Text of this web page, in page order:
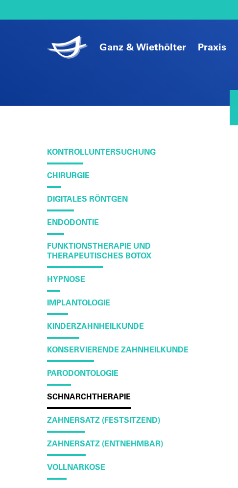
Ganz & Wiethölter Praxis
KONTROLLUNTERSUCHUNG
CHIRURGIE
DIGITALES RÖNTGEN
ENDODONTIE
FUNKTIONSTHERAPIE UND
THERAPEUTISCHES BOTOX
HYPNOSE
IMPLANTOLOGIE
KINDERZAHNHEILKUNDE
KONSERVIERENDE ZAHNHEILKUNDE
PARODONTOLOGIE
SCHNARCHTHERAPIE
ZAHNERSATZ (FESTSITZEND)
ZAHNERSATZ (ENTNEHMBAR)
VOLLNARKOSE